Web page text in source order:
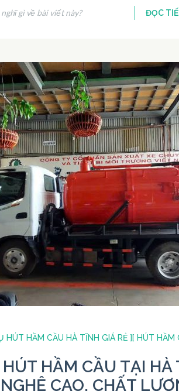
gì về bài viết này? ĐỌC
HÚT HẦM CẦU HÀ TĨNH GIÁ RẺ ] [ HÚT HẦM
HẦM CẦU TẠI HÀ
NGHỆ CAO, CHẤT